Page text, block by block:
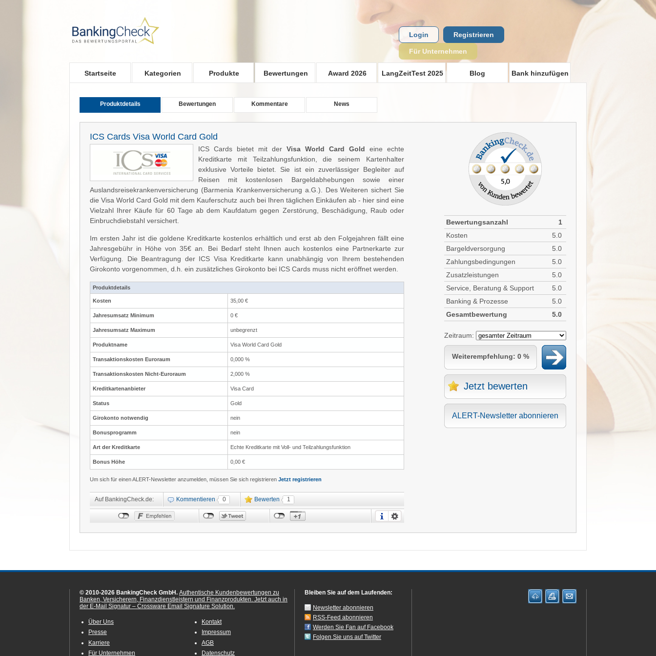
Startseite Kategorien Produkte Bewertungen Award 2026 LangZeitTest 2025 Blog Bank hinzufügen
Login Registrieren
Für Unternehmen
Produktdetails Bewertungen Kommentare News
ICS Cards Visa World Card Gold
ICS Cards bietet mit derVisa World Card Gold eine echte
Kreditkarte mit Teilzahlungsfunktion, die seinem Kartenhalter
exklusive Vorteile bietet. Sie ist ein zuverlässiger Begleiter auf
Reisen mit kostenlosen Bargeldabhebungen sowie einer
Auslandsreisekrankenversicherung (Barmenia Krankenversicherung a.G.). Des Weiteren sichert Sie
die Visa World Card Gold mit dem Kauferschutz auch bei Ihren täglichen Einkäufen ab - hier sind eine
Vielzahl Ihrer Käufe für 60 Tage ab dem Kaufdatum gegen Zerstörung, Beschädigung, Raub oder
Einbruchdiebstahl versichert.
Im ersten Jahr ist die goldene Kreditkarte kostenlos erhältlich und erst ab den Folgejahren fällt eine
Jahresgebühr in Höhe von 35€ an. Bei Bedarf steht Ihnen auch kostenlos eine Partnerkarte zur
Verfügung. Die Beantragung der ICS Visa Kreditkarte kann unabhängig von Ihrem bestehenden
Girokonto vorgenommen, d.h. ein zusätzliches Girokonto bei ICS Cards muss nicht eröffnet werden.
Produktdetails
Kosten 35,00 €
Jahresumsatz Minimum 0 €
Jahresumsatz Maximum unbegrenzt
Produktname Visa World Card Gold
Transaktionskosten Euroraum 0,000 %
Transaktionskosten Nicht-Euroraum 2,000 %
Kreditkartenanbieter Visa Card
Status Gold
Girokonto notwendig nein
Bonusprogramm nein
Art der Kreditkarte Echte Kreditkarte mit Voll- und Teilzahlungsfunktion
Bonus Höhe 0,00 €
Um sich für einen ALERT-Newsletter anzumelden, müssen Sie sich registrieren Jetzt registrieren
Auf BankingCheck.de: Kommentieren 0 Bewerten 1
Bewertungsanzahl
1
Kosten
5.0
Bargeldversorgung
5.0
Zahlungsbedingungen
5.0
Zusatzleistungen
5.0
Service, Beratung & Support
5.0
Banking & Prozesse
5.0
Gesamtbewertung
5.0
Zeitraum:
Weiterempfehlung: 0 %
Jetzt bewerten
ALERT-Newsletter abonnieren
© 2010-2026 BankingCheck GmbH. Authentische Kundenbewertungen zu
Banken, Versicherern, Finanzdienstleistern und Finanzprodukten. Jetzt auch in
der E-Mail Signatur – Crossware Email Signature Solution.
Über Uns
Presse
Karriere
Für Unternehmen
Kontakt
Impressum
AGB
Datenschutz
Bleiben Sie auf dem Laufenden:
Newsletter abonnieren
RSS-Feed abonnieren
Werden Sie Fan auf Facebook
Folgen Sie uns auf Twitter